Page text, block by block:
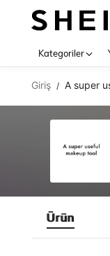
Kategoriler
Giriş / A super
Ürün